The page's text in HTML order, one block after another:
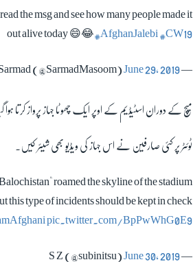
the msg and see how many people made it
out alive today 😄😂#AfghanJalebi #CW19
— Syed Sarmad (@SarmadMasoom)
June 29, 2019
میچ کے دوران اسٹیڈیم کے اوپر ایک چھوٹا جہاز پرواز کرتا
ٹوئٹر پر کئی صارفین نے اس جہاز کی ویڈیو بھی شیئر کیں۔
roamed the skyline of the stadium
this type of incidents should be kept in check
pic.twitter.com/BpPwWhG0E9
— S Z (@subinitsu)
June 30, 2019